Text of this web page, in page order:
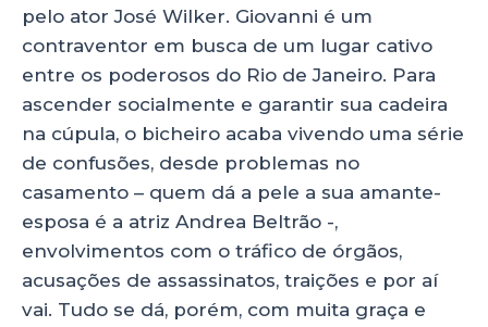
pelo ator José Wilker. Giovanni é um
contraventor em busca de um lugar cativo
entre os poderosos do Rio de Janeiro. Para
ascender socialmente e garantir sua cadeira
na cúpula, o bicheiro acaba vivendo uma série
de confusões, desde problemas no
casamento – quem dá a pele a sua amante-
esposa é a atriz Andrea Beltrão -,
envolvimentos com o tráfico de órgãos,
acusações de assassinatos, traições e por aí
vai. Tudo se dá, porém, com muita graça e